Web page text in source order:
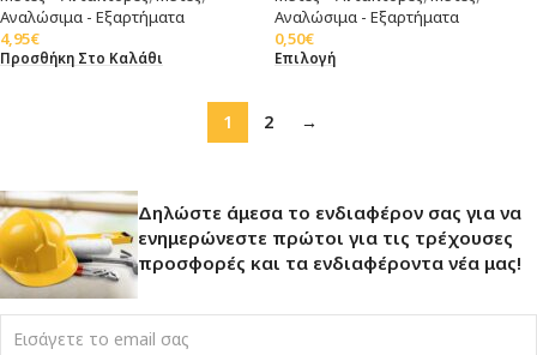
Αναλώσιμα - Εξαρτήματα
4,95€
Προσθήκη Στο Καλάθι
Αναλώσιμα - Εξαρτήματα
0,50€
Επιλογή
1 2 →
Δηλώστε άμεσα το ενδιαφέρον σας για να
ενημερώνεστε πρώτοι για τις τρέχουσες
προσφορές και τα ενδιαφέροντα νέα μας!